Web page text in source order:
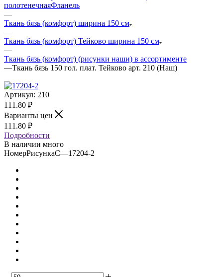
полотенечнаяФланель
—
Ткань бязь (комфорт) ширина 150 см
—
Ткань бязь (комфорт) Тейково ширина 150 см
—
Ткань бязь (комфорт) (рисунки наши) в ассортименте
—Ткань бязь 150 гол. плат. Тейково арт. 210 (Наш)
Артикул: 210
111.80 ₽
Варианты цен
111.80 ₽
Подробности
В наличии много
НомерРисункаС—17204-2